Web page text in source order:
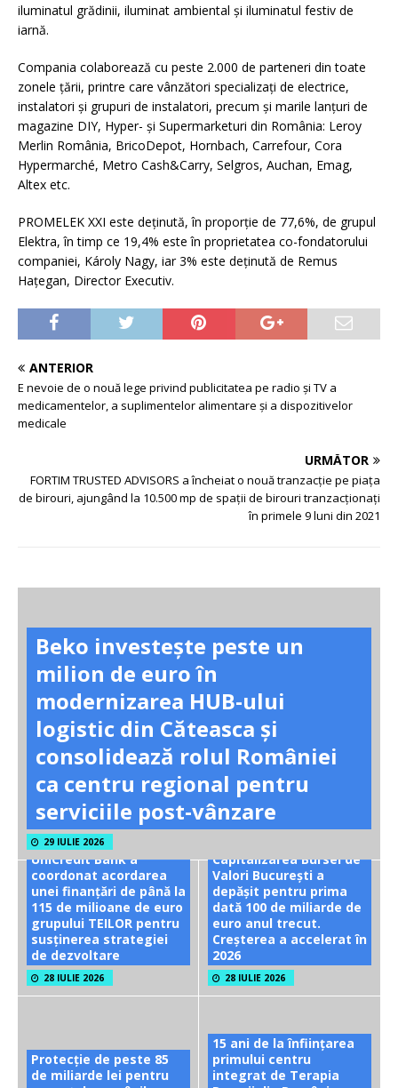
iluminatul grădinii, iluminat ambiental și iluminatul festiv de
iarnă.
Compania colaborează cu peste 2.000 de parteneri din toate
zonele țării, printre care vânzători specializați de electrice,
instalatori și grupuri de instalatori, precum și marile lanțuri de
magazine DIY, Hyper- și Supermarketuri din România: Leroy
Merlin România, BricoDepot, Hornbach, Carrefour, Cora
Hypermarché, Metro Cash&Carry, Selgros, Auchan, Emag,
Altex etc.
PROMELEK XXI este deținută, în proporție de 77,6%, de grupul
Elektra, în timp ce 19,4% este în proprietatea co-fondatorului
companiei, Károly Nagy, iar 3% este deținută de Remus
Hațegan, Director Executiv.
ANTERIOR
E nevoie de o nouă lege privind publicitatea pe radio și TV a
medicamentelor, a suplimentelor alimentare și a dispozitivelor
medicale
URMĂTOR
FORTIM TRUSTED ADVISORS a încheiat o nouă tranzacție pe piața
de birouri, ajungând la 10.500 mp de spații de birouri tranzacționați
în primele 9 luni din 2021
Beko investește peste un
milion de euro în
modernizarea HUB-ului
logistic din Căteasca și
consolidează rolul României
ca centru regional pentru
serviciile post-vânzare
29 IULIE 2026
UniCredit Bank a
coordonat acordarea
unei finanțări de până la
115 de milioane de euro
grupului TEILOR pentru
susținerea strategiei
de dezvoltare
28 IULIE 2026
Capitalizarea Bursei de
Valori București a
depășit pentru prima
dată 100 de miliarde de
euro anul trecut.
Creșterea a accelerat în
2026
28 IULIE 2026
Protecție de peste 85
de miliarde lei pentru
15 ani de la înființarea
primului centru
integrat de Terapia